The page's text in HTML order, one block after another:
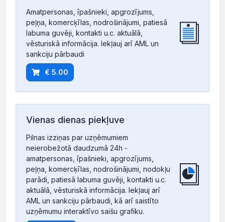
Amatpersonas, īpašnieki, apgrozījums,
peļņa, komercķīlas, nodrošinājumi, patiesā
labuma guvēji, kontakti u.c. aktuālā,
vēsturiskā informācija. Iekļauj arī AML un
sankciju pārbaudi
€ 5.00
Vienas dienas piekļuve
Pilnas izziņas par uzņēmumiem
neierobežotā daudzumā 24h -
amatpersonas, īpašnieki, apgrozījums,
peļņa, komercķīlas, nodrošinājumi, nodokļu
parādi, patiesā labuma guvēji, kontakti u.c.
aktuālā, vēsturiskā informācija. Iekļauj arī
AML un sankciju pārbaudi, kā arī saistīto
uzņēmumu interaktīvo saišu grafiku.